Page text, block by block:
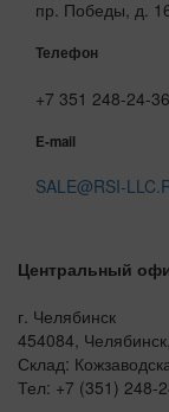
пр. Победы, д.
Телефон
+7 351 248-24-36
E-mail
SALE@RSI-
Центральный
г. Челябинск
454084,
Склад:
Тел: +7 (351) 248-